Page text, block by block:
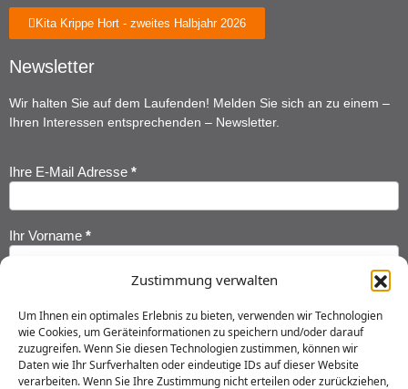
Zustimmung verwalten
Um Ihnen ein optimales Erlebnis zu bieten, verwenden wir Technologien
wie Cookies, um Geräteinformationen zu speichern und/oder darauf
zuzugreifen. Wenn Sie diesen Technologien zustimmen, können wir
Daten wie Ihr Surfverhalten oder eindeutige IDs auf dieser Website
verarbeiten. Wenn Sie Ihre Zustimmung nicht erteilen oder zurückziehen,
Kita Krippe Hort - zweites Halbjahr 2026
Newsletter
Wir halten Sie auf dem Laufenden! Melden Sie sich an zu einem –
Ihren Interessen entsprechenden – Newsletter.
Newsletter
Anmeldung
Ihre E-Mail Adresse *
Ihr Vorname *
Ich habe die Datenschutzerklärunggelesen und erkläre mich
einverstanden, dass meine Daten gespeichert werden.